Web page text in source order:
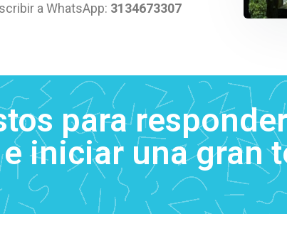
a WhatsApp: 3134673307
para
iniciar una gran